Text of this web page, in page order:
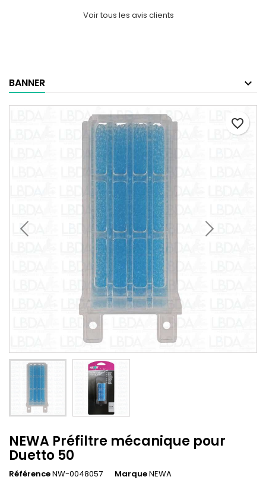
Voir tous les avis clients
BANNER
NEWA Préfiltre mécanique pour
Duetto 50
RéférenceNW-0048057 MarqueNEWA
favorite_border